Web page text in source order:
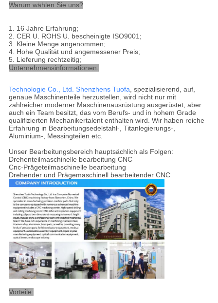
Warum wählen Sie uns?
1. 16 Jahre Erfahrung;
2. CER U. ROHS U. bescheinigte ISO9001;
3. Kleine Menge angenommen;
4. Hohe Qualität und angemessener Preis;
5. Lieferung rechtzeitig;
Unternehmensinformationen:
Technologie Co., Ltd. Shenzhens Tuofa, spezialisierend, auf,
genaue Maschinenteile herzustellen, wird nicht nur mit
zahlreicher moderner Maschinenausrüstung ausgerüstet, aber
auch ein Team besitzt, das vom Berufs- und in hohem Grade
qualifizierten Mechanikertalent enthalten wird. Wir haben reiche
Erfahrung in Bearbeitungsedelstahl-, Titanlegierungs-,
Aluminium-, Messingteilen etc.
Unser Bearbeitungsbereich hauptsächlich als Folgen:
Drehenteilmaschinelle bearbeitung CNC
Cnc-Prägeteilmaschinelle bearbeitung
Drehender und Prägemaschinell bearbeitender CNC
Vorteile: